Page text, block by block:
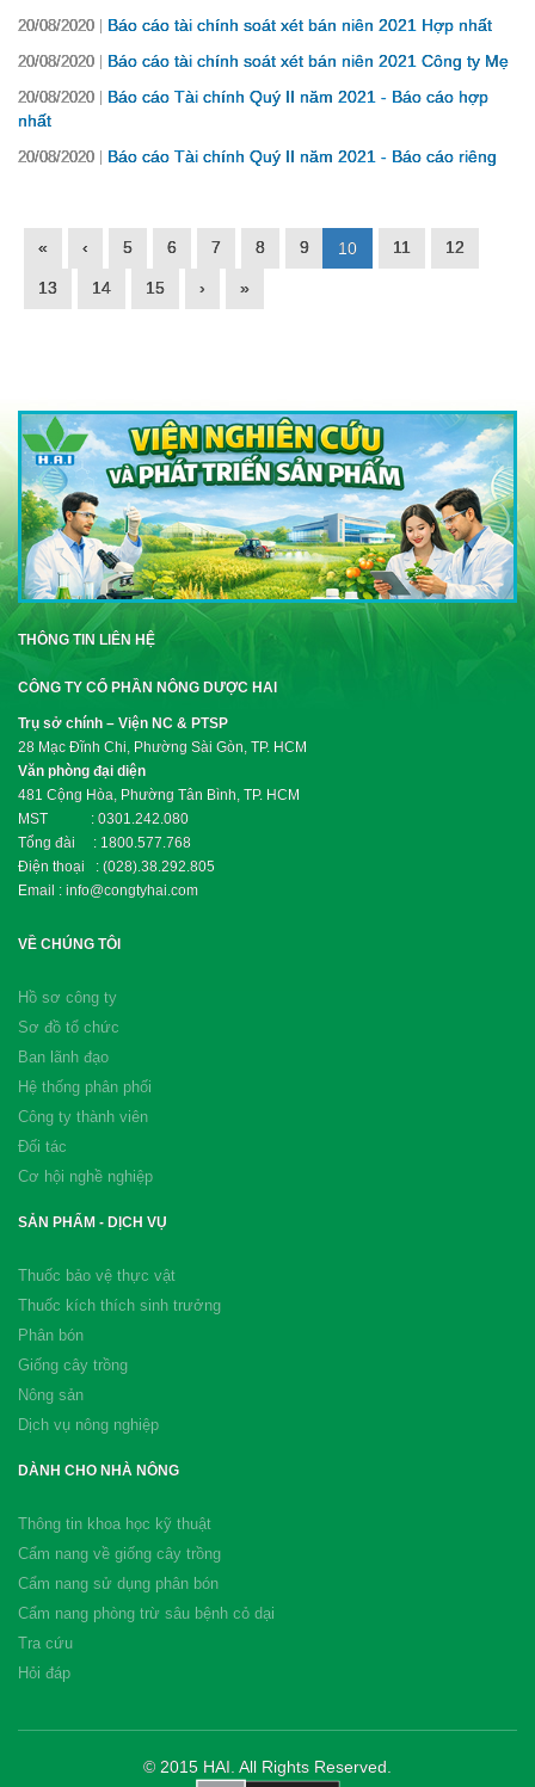
20/08/2020 Báo cáo tài chính soát xét bán niên 2021 Hợp nhất
20/08/2020 Báo cáo tài chính soát xét bán niên 2021 Công ty Mẹ
20/08/2020
Báo cáo Tài chính Quý II năm 2021 - Báo cáo hợp
nhất
20/08/2020 Báo cáo Tài chính Quý II năm 2021 - Báo cáo riêng
« ‹ 5 6 7 8 9 10 11 12
13 14 15 › »
THÔNG TIN LIÊN HỆ
CÔNG TY CỔ PHẦN NÔNG DƯỢC HAI
Trụ sở chính – Viện NC & PTSP
28 Mạc Đĩnh Chi, Phường Sài Gòn, TP. HCM
Văn phòng đại diện
481 Cộng Hòa, Phường Tân Bình, TP. HCM
MST : 0301.242.080
Tổng đài : 1800.577.768
Điện thoại : (028).38.292.805
Email : info@congtyhai.com
VỀ CHÚNG TÔI
Hồ sơ công ty
Sơ đồ tổ chức
Ban lãnh đạo
Hệ thống phân phối
Công ty thành viên
Đối tác
Cơ hội nghề nghiệp
SẢN PHẨM - DỊCH VỤ
Thuốc bảo vệ thực vật
Thuốc kích thích sinh trưởng
Phân bón
Giống cây trồng
Nông sản
Dịch vụ nông nghiệp
DÀNH CHO NHÀ NÔNG
Thông tin khoa học kỹ thuật
Cẩm nang về giống cây trồng
Cẩm nang sử dụng phân bón
Cẩm nang phòng trừ sâu bệnh cỏ dại
Tra cứu
Hỏi đáp
© 2015 HAI. All Rights Reserved.